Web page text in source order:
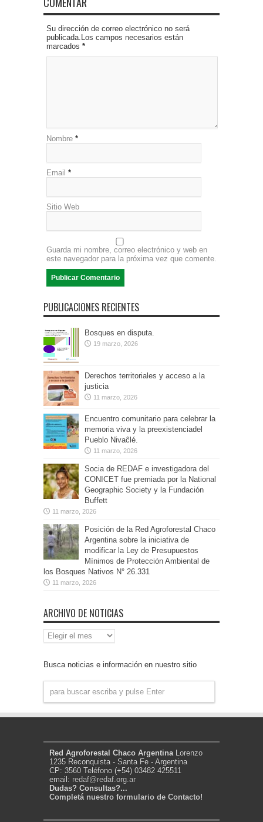
Su dirección de correo electrónico no será
publicada.Los campos necesarios están
marcados *
Nombre *
Email *
Sitio Web
Guarda mi nombre, correo electrónico y web en
este navegador para la próxima vez que comente.
PUBLICACIONES RECIENTES
Bosques en disputa.
19 marzo, 2026
Derechos territoriales y acceso a la
justicia
11 marzo, 2026
Encuentro comunitario para celebrar la
memoria viva y la preexistenciadel
Pueblo Nivaĉlé.
11 marzo, 2026
Socia de REDAF e investigadora del
CONICET fue premiada por la National
Geographic Society y la Fundación
Buffett
11 marzo, 2026
Posición de la Red Agroforestal Chaco
Argentina sobre la iniciativa de
modificar la Ley de Presupuestos
Mínimos de Protección Ambiental de
los Bosques Nativos N° 26.331
11 marzo, 2026
ARCHIVO DE NOTICIAS
Archivo
de
Busca noticias e información en nuestro sitio
Red Agroforestal Chaco ArgentinaLorenzo
1235 Reconquista - Santa Fe - Argentina
CP: 3560 Teléfono (+54) 03482 425511
email: redaf@redaf.org.ar
Dudas? Consultas?...
Completá nuestro formulario de Contacto!